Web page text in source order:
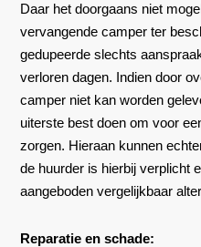
Daar het doorgaans niet
vervangende camper ter
gedupeerde slechts
verloren dagen. Indien door
camper niet kan worden
uiterste best doen om voor
zorgen. Hieraan kunnen
de huurder is hierbij verplicht
aangeboden vergelijkbaar
Reparatie en schade: